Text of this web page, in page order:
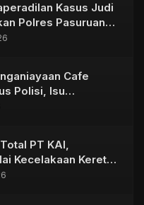
Kasus Judi
Polres Pasuruan
Cafe
Polisi, Isu
di Masyarakat
PT KAI,
Kecelakaan Kereta
Kelalaian